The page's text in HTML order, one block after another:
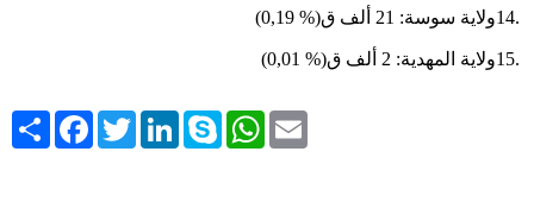
14.ولاية سوسة: 21 ألف ق (0,19 %)
15.ولاية المهدية: 2 ألف ق (0,01 %)
Share FacebookTwitterLinkedInSkype WhatsApp